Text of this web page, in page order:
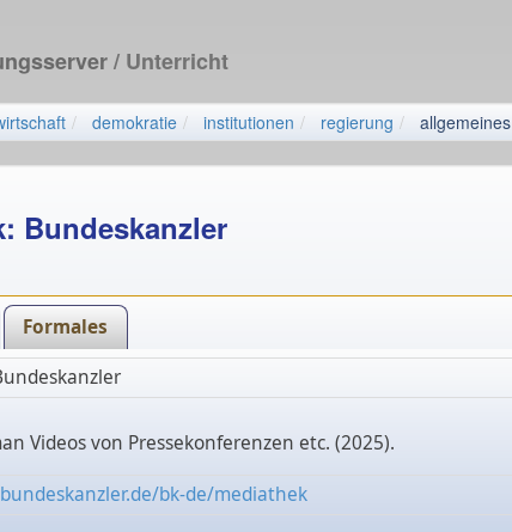
/ Unterricht
demokratie institutionen regierung allgemeines
Bundeskanzler
Formales
Videos von Pressekonferenzen etc. (2025).
bk-de/mediathek